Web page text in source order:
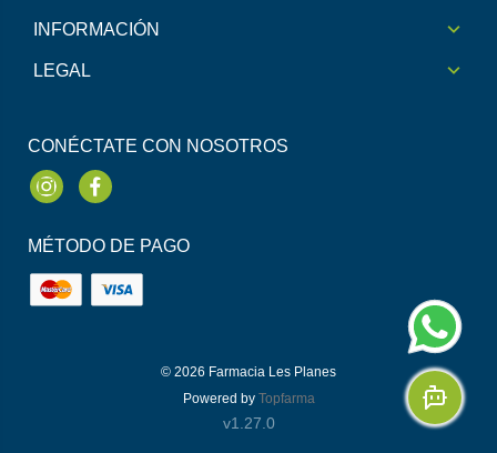
INFORMACIÓN
LEGAL
CONÉCTATE CON NOSOTROS
InstagramFacebook
MÉTODO DE PAGO
© 2026 Farmacia Les Planes
Powered by Topfarma
v1.27.0